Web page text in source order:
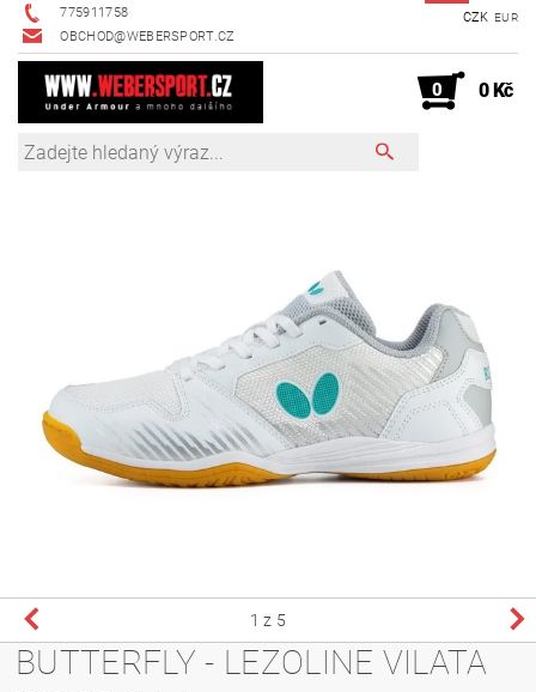
775911758
OBCHOD@WEBERSPORT.CZ
CZK EUR
0 0 Kč
1 z 5
BUTTERFLY - LEZOLINE VILATA